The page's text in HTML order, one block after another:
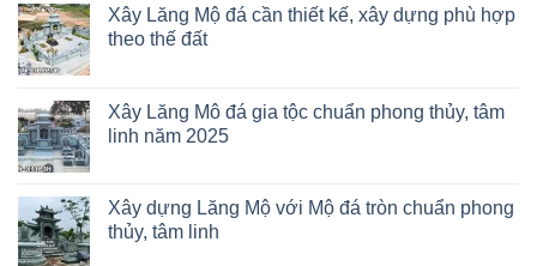
Xây Lăng Mộ đá cần thiết kế, xây dựng phù hợp
theo thế đất
Xây Lăng Mô đá gia tộc chuẩn phong thủy, tâm
linh năm 2025
Xây dựng Lăng Mộ với Mộ đá tròn chuẩn phong
thủy, tâm linh